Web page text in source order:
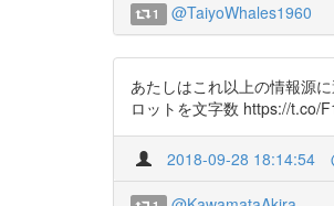
1 @TaiyoWhales1960
あたしはこれ以上の情報源
ロットを文字数 https://t.co/
2018-09-28 18:14:54